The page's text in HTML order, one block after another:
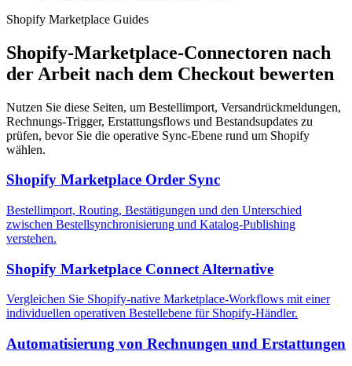
Shopify Marketplace Guides
Shopify-Marketplace-Connectoren nach
der Arbeit nach dem Checkout bewerten
Nutzen Sie diese Seiten, um Bestellimport, Versandrückmeldungen,
Rechnungs-Trigger, Erstattungsflows und Bestandsupdates zu
prüfen, bevor Sie die operative Sync-Ebene rund um Shopify
wählen.
Shopify Marketplace Order Sync
Bestellimport, Routing, Bestätigungen und den Unterschied
zwischen Bestellsynchronisierung und Katalog-Publishing
verstehen.
Shopify Marketplace Connect Alternative
Vergleichen Sie Shopify-native Marketplace-Workflows mit einer
individuellen operativen Bestellebene für Shopify-Händler.
Automatisierung von Rechnungen und Erstattungen